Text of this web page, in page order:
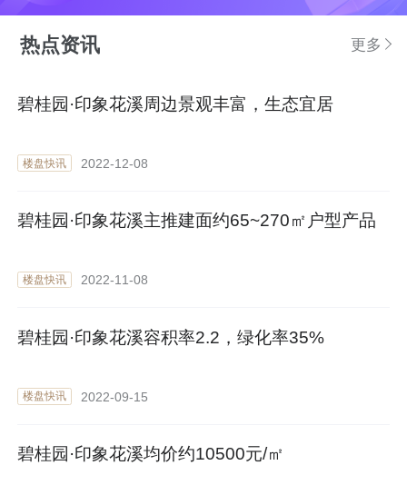
热点资讯 更多
碧桂园·印象花溪周边景观丰富，生态宜居
楼盘快讯 2022-12-08
碧桂园·印象花溪主推建面约65~270㎡户型产品
楼盘快讯 2022-11-08
碧桂园·印象花溪容积率2.2，绿化率35%
楼盘快讯 2022-09-15
碧桂园·印象花溪均价约10500元/㎡